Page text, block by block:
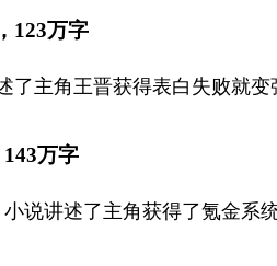
123万字
了主角王晋获得表白失败就
万字
说讲述了主角获得了氪金系